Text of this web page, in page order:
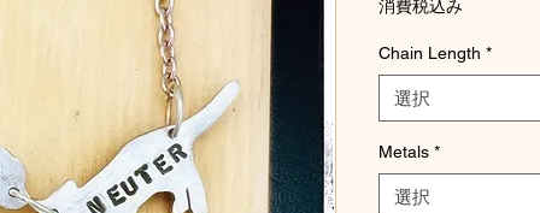
消費税込み
Chain Length *
選択
Metals *
選択